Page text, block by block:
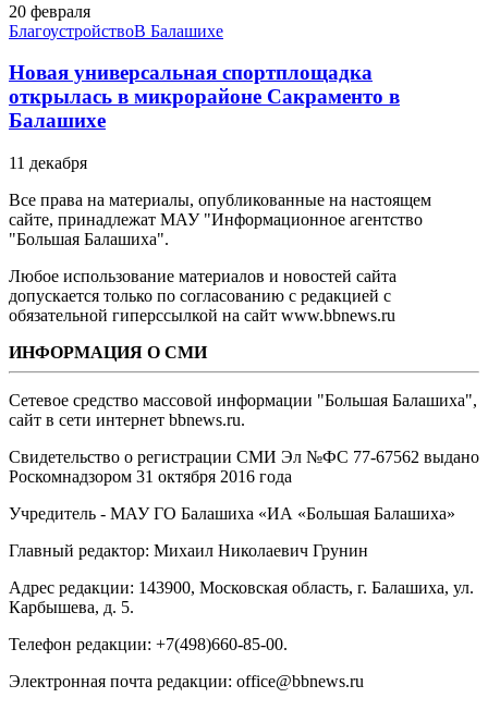
20 февраля
БлагоустройствоВ Балашихе
Новая универсальная спортплощадка
открылась в микрорайоне Сакраменто в
Балашихе
11 декабря
Все права на материалы, опубликованные на настоящем
сайте, принадлежат МАУ "Информационное агентство
"Большая Балашиха".
Любое использование материалов и новостей сайта
допускается только по согласованию с редакцией с
обязательной гиперссылкой на сайт www.bbnews.ru
ИНФОРМАЦИЯ О СМИ
Сетевое средство массовой информации "Большая Балашиха",
сайт в сети интернет bbnews.ru.
Свидетельство о регистрации СМИ Эл №ФС ‎77-67562 выдано
Роскомнадзором 31 октября 2016 года
Учредитель - МАУ ГО Балашиха «ИА «Большая Балашиха»
Главный редактор: Михаил Николаевич Грунин
Адрес редакции: 143900, Московская область, г. Балашиха, ул.
Карбышева, д. 5.
Телефон редакции: +7(498)660-85-00.
Электронная почта редакции: office@bbnews.ru